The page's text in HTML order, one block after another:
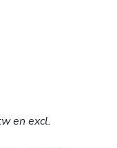
en excl.